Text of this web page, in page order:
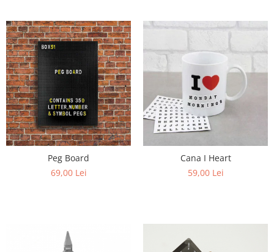
Peg Board
69,00 Lei
Cana I Heart
59,00 Lei